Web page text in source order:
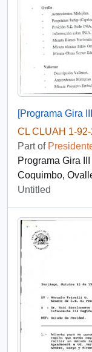
[Programa Gira
CL CLUAH 1-
Part of
Programa Gira
Coquimbo,
Untitled